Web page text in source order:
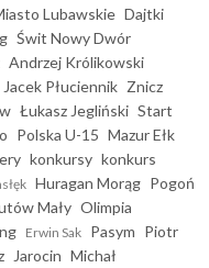
Lubawskie Dajtki
Świt Nowy Dwór
Andrzej Królikowski
Jacek Płuciennik Znicz
Łukasz Jegliński Start
Polska U-15 Mazur Ełk
konkursy konkurs
Huragan Morąg Pogoń
Mały Olimpia
Erwin Sak Pasym Piotr
Jarocin Michał